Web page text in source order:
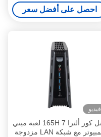
جيجابايت جهاز كمبيوتر صناعي
صغير
احصل على أفضل سعر
فيديو
إنتل كور ألترا 7 165H لعبة ميني
كمبيوتر مع شبكة LAN مزدوجة